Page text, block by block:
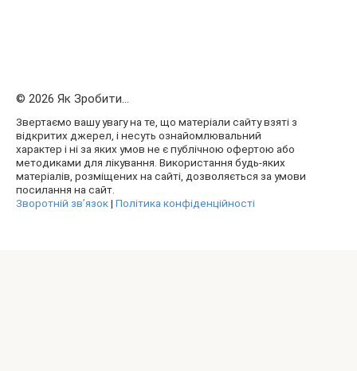
© 2026 Як Зробити...
Звертаємо вашу увагу на те, що матеріали сайту взяті з
відкритих джерел, і несуть ознайомлювальний
характер і ні за яких умов не є публічною офертою або
методиками для лікування. Використання будь-яких
матеріалів, розміщених на сайті, дозволяється за умови
посилання на сайт.
Зворотній зв’язок| Політика конфіденційності